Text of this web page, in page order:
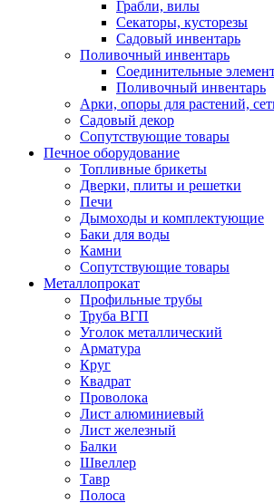
Грабли, вилы
Секаторы, кусторезы
Садовый инвентарь
Поливочный инвентарь
Соединительные
Поливочный инвентарь
Арки, опоры для растений,
Садовый декор
Сопутствующие товары
Печное оборудование
Топливные брикеты
Дверки, плиты и решетки
Печи
Дымоходы и комплектующие
Баки для воды
Камни
Сопутствующие товары
Металлопрокат
Профильные трубы
Труба ВГП
Уголок металлический
Арматура
Круг
Квадрат
Проволока
Лист алюминиевый
Лист железный
Балки
Швеллер
Тавр
Полоса